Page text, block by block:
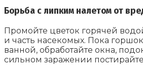
Борьба с липким налетом от
Промойте цветок горячей
и часть насекомых. Пока
ванной, обработайте окна,
сильном заражении